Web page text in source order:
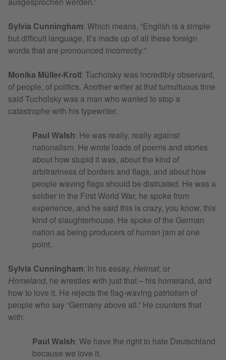
Sylvia Cunningham: Which means, “English is a simple
but difficult language. It’s made up of all these foreign
words that are pronounced incorrectly.”
Monika Müller-Kroll: Tucholsky was incredibly observant,
of people, of politics. Another writer at that tumultuous time
said Tucholsky was a man who wanted to stop a
catastrophe with his typewriter.
Paul Walsh: He was really, really against
nationalism. He wrote loads of poems and stories
about how stupid it was, about the kind of
arbitrariness of borders and flags, and about how
people waving flags should be distrusted. He was a
soldier in the First World War, he spoke from
experience, and he said this is crazy, you know, this
kind of slaughterhouse. He spoke of the German
nation as being producers of human jam at one
point.
Sylvia Cunningham: In his essay, Heimat, or
Homeland, he wrestles with just that – his homeland, and
how to love it. He rejects the flag-waving patriotism of
people who say “Germany above all.” He counters that
with:
Paul Walsh: We have the right to hate Deutschland
because we love it.